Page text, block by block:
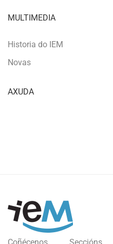
MULTIMEDIA
Historia do IEM
Novas
AXUDA